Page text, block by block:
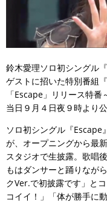
鈴木愛理ソロ初シングル
ゲストに招いた特別番組
「Escape」リリース特
当日９月４日夜９時より
ソロ初シングル『Escape
が、オープニングから最
スタジオで生披露。歌唱
もはダンサーと踊りなが
クVer.で初披露です」と
コイイ！」「体が勝手に